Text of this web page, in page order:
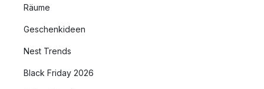
Räume
Geschenkideen
Nest Trends
Black Friday 2026